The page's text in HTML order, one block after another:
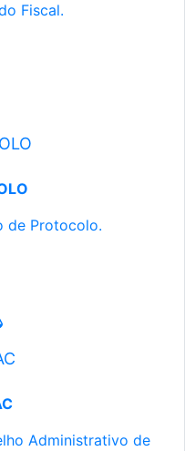
Fiscal.
de Protocolo.
Administrativo de